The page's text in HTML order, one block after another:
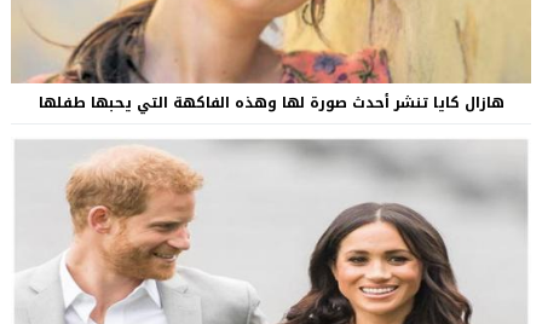
هازال كايا تنشر أحدث صورة لها وهذه الفاكهة التي يحبها طفلها